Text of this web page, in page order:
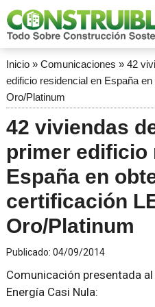
Inicio» Comunicaciones » 42
edificio residencial en España
Oro/Platinum
42 viviendas
primer edificio
España en
certificación
Oro/Platinum
Publicado: 04/09/2014
Comunicación presentada
Energía Casi Nula: